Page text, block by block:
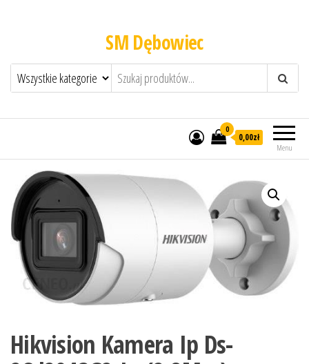
SM Dębowiec
Menu
0
0,00zł
Hikvision Kamera Ip Ds-